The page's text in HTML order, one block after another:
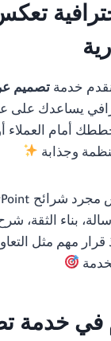
خدمة تصميم
يساعدك على
أمام العملاء
وجذابة
بناء الثقة،
قرار مهم مثل
في خدمة